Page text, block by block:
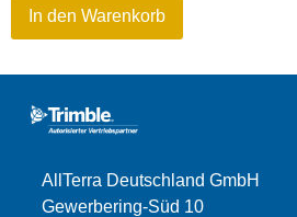
In den Warenkorb
AllTerra Deutschland GmbH
Gewerbering-Süd 10